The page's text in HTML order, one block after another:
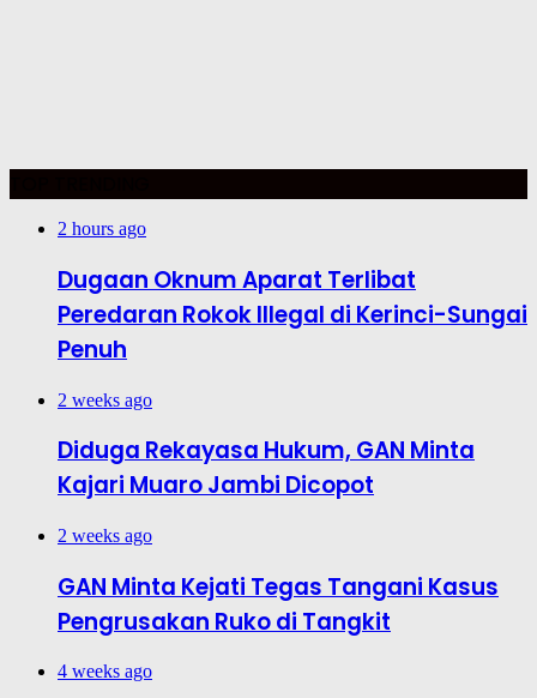
2 hours ago
Dugaan Oknum Aparat Terlibat
Peredaran Rokok Illegal di Kerinci-Sungai
Penuh
2 weeks ago
Diduga Rekayasa Hukum, GAN Minta
Kajari Muaro Jambi Dicopot
2 weeks ago
GAN Minta Kejati Tegas Tangani Kasus
Pengrusakan Ruko di Tangkit
4 weeks ago